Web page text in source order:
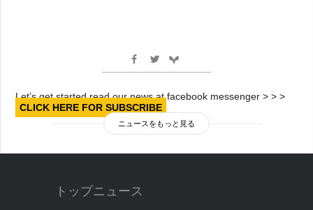
Let’s get started read our news at facebook messenger > > >
CLICK HERE FOR SUBSCRIBE
ニュースをもっと見る
トップニュース